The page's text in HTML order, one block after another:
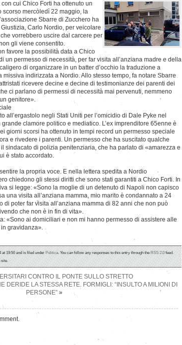
cui Chico Forti ha ottenuto un
scorso mercoledì 22 maggio, la
Sbarre di Zucchero ha
Carlo Nordio, per veicolare
vorrebbero uscire dal carcere per
gli viene consentito.
favore la possibilità data a Chico
un permesso di necessità, per far visita all’anziana madre e della
di organizzare in un batter d’occhio la traduzione a
missiva indirizzata a Nordio. Allo stesso tempo, fa notare Sbarre
ricevere decine e decine di testimonianze dei parenti dei
ci parlano di permessi di necessità mai pervenuti, nemmeno
genitore».
all’ergastolo negli Stati Uniti per l’omicidio di Dale Pyke nel
clamore politico e mediatico. L’ex imprenditore 65enne è
giorni scorsi ha ottenuto in tempi record un permesso speciale
e rivedere i parenti. Un permesso che ha suscitato qualche
sindacato di polizia penitenziaria, che ha parlato di «amarezza e
è stato accordato.
la propria voce. E nella lettera spedita a Nordio
chiedono gli stessi diritti che sono stati garantiti a Chico Forti. In
si legge: «Sono la moglie di un detenuto di Napoli non capisco
una visita all’anziana mamma, mio marito è condannato a 24
di poter far visita all’anziana mamma di 82 anni che non può
che non è in fin di vita».
«Sono ai domiciliari e non mi hanno permesso di assistere alle
gravidanza».
at 19:50 and is filed underPolitica. You can follow any responses to this entry through theRSS 2.0feed.
site.
CONTRO IL PONTE SULLO STRETTO
DERIDE LA STESSA RETE. FORMIGLI: “INSULTO A MILIONI DI
PERSONE”»